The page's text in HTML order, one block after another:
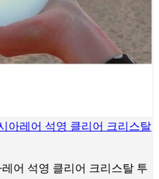
아레어 석영 클리어 크리스탈
어 석영 클리어 크리스탈 투